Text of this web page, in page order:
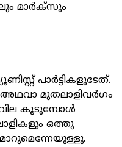
മാര്‍ക്‌സും
പാര്‍ട്ടികളുടേത്.
അഥവാ മുതലാളിവര്‍ഗം
വില കൂടുമ്പോള്‍
ഒത്തു